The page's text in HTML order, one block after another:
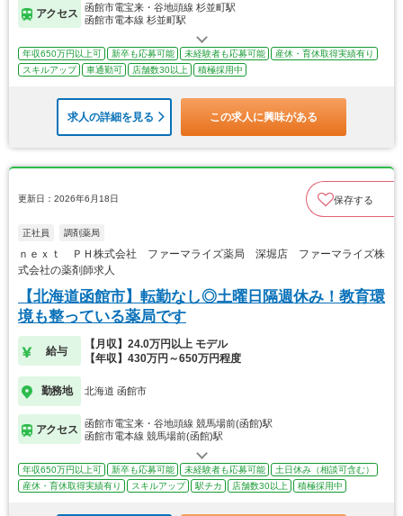
アクセス
函館市電宝来・谷地頭線 杉並町駅
函館市電本線 杉並町駅
年収650万円以上可 新卒も応募可能 未経験者も応募可能
産休・育休取得実績有り
スキルアップ
車通勤可 店舗数30以上 積極採用中
求人の詳細を見る この求人に興味がある
更新日：2026年6月18日 保存する
正社員 調剤薬局
ｎｅｘｔ ＰＨ株式会社 ファーマライズ薬局 深堀店 ファーマライズ株
式会社の薬剤師求人
【北海道函館市】転勤なし◎土曜日隔週休み！教育環
境も整っている薬局です
給与
【月収】24.0万円以上 モデル
【年収】430万円～650万円程度
勤務地 北海道 函館市
アクセス
函館市電宝来・谷地頭線 競馬場前(函館)駅
函館市電本線 競馬場前(函館)駅
年収650万円以上可 新卒も応募可能 未経験者も応募可能
土日休み（相談可含む）
産休・育休取得実績有り
スキルアップ 駅チカ 店舗数30以上 積極採用中